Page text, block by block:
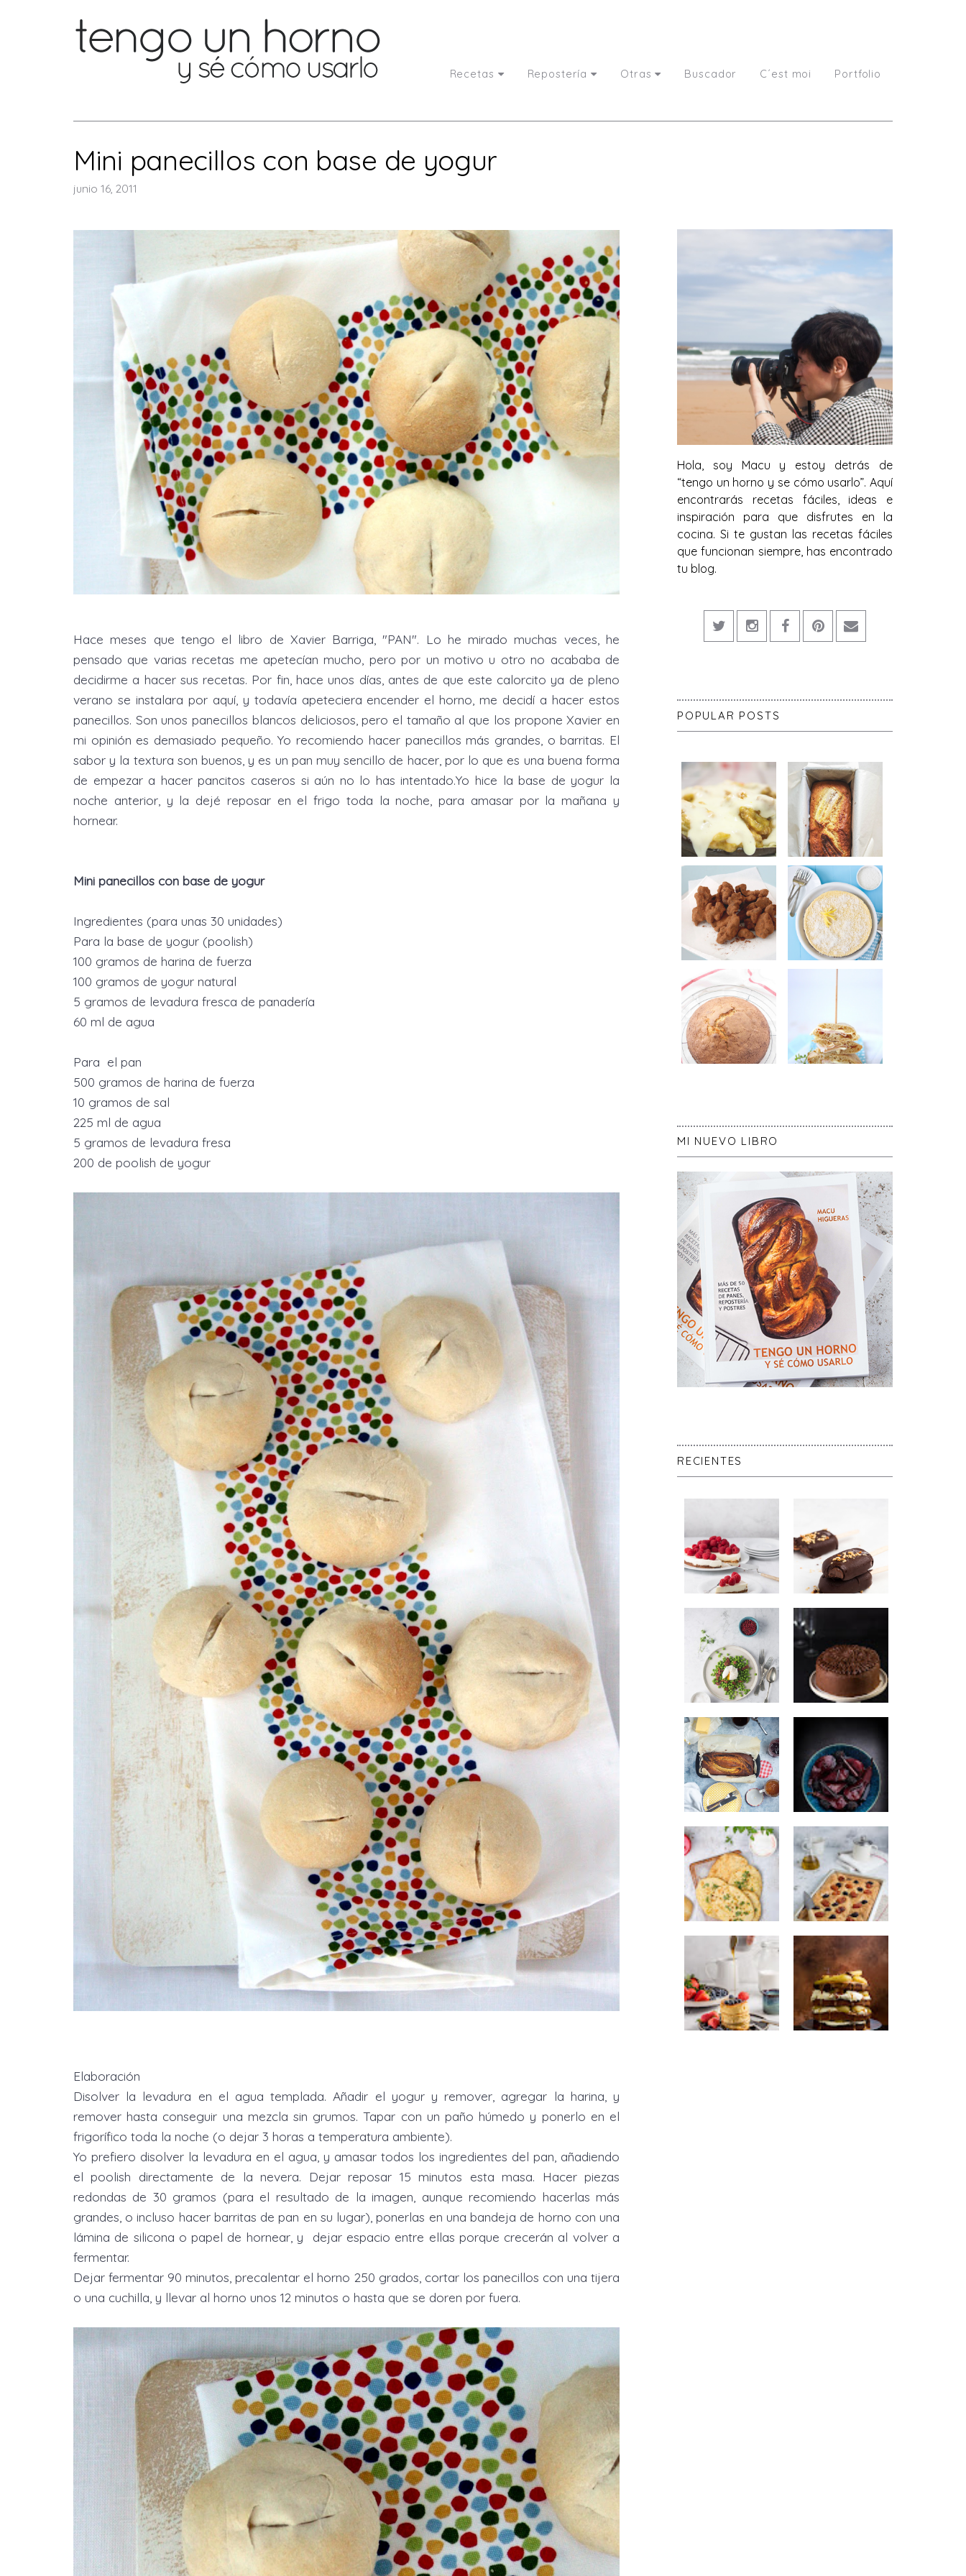
Recetas Repostería Otras Buscador C´est moi Portfolio
Mini panecillos con base de yogur
junio 16, 2011
Hace meses que tengo el libro de Xavier Barriga, "PAN". Lo he mirado muchas veces, he
pensado que varias recetas me apetecían mucho, pero por un motivo u otro no acababa de
decidirme a hacer sus recetas. Por fin, hace unos días, antes de que este calorcito ya de pleno
verano se instalara por aquí, y todavía apeteciera encender el horno, me decidí a hacer estos
panecillos. Son unos panecillos blancos deliciosos, pero el tamaño al que los propone Xavier en
mi opinión es demasiado pequeño. Yo recomiendo hacer panecillos más grandes, o barritas. El
sabor y la textura son buenos, y es un pan muy sencillo de hacer, por lo que es una buena forma
de empezar a hacer pancitos caseros si aún no lo has intentado.Yo hice la base de yogur la
noche anterior, y la dejé reposar en el frigo toda la noche, para amasar por la mañana y
hornear.
Mini panecillos con base de yogur
Ingredientes (para unas 30 unidades)
Para la base de yogur (poolish)
100 gramos de harina de fuerza
100 gramos de yogur natural
5 gramos de levadura fresca de panadería
60 ml de agua
Para el pan
500 gramos de harina de fuerza
10 gramos de sal
225 ml de agua
5 gramos de levadura fresa
200 de poolish de yogur
Elaboración
Disolver la levadura en el agua templada. Añadir el yogur y remover, agregar la harina, y
remover hasta conseguir una mezcla sin grumos. Tapar con un paño húmedo y ponerlo en el
frigorífico toda la noche (o dejar 3 horas a temperatura ambiente).
Yo prefiero disolver la levadura en el agua, y amasar todos los ingredientes del pan, añadiendo
el poolish directamente de la nevera. Dejar reposar 15 minutos esta masa. Hacer piezas
redondas de 30 gramos (para el resultado de la imagen, aunque recomiendo hacerlas más
grandes, o incluso hacer barritas de pan en su lugar), ponerlas en una bandeja de horno con una
lámina de silicona o papel de hornear, y dejar espacio entre ellas porque crecerán al volver a
fermentar.
Dejar fermentar 90 minutos, precalentar el horno 250 grados, cortar los panecillos con una tijera
o una cuchilla, y llevar al horno unos 12 minutos o hasta que se doren por fuera.
Hola, soy Macu y estoy detrás de
“tengo un horno y se cómo usarlo”. Aquí
encontrarás recetas fáciles, ideas e
inspiración para que disfrutes en la
cocina. Si te gustan las recetas fáciles
que funcionan siempre, has encontrado
tu blog.
POPULAR POSTS
MI NUEVO LIBRO
RECIENTES